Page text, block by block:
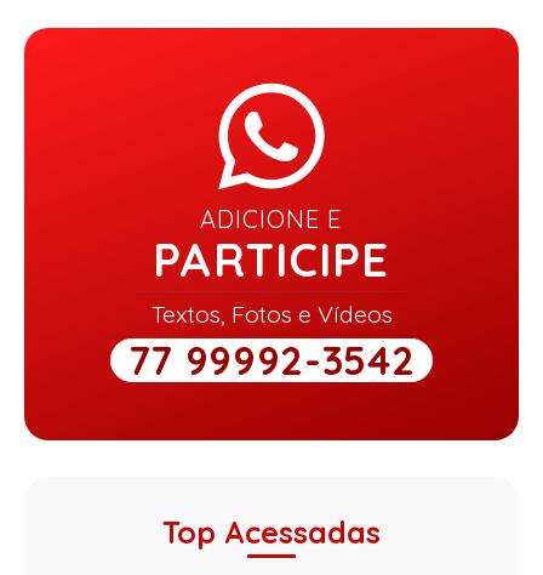
ADICIONE E
PARTICIPE
Textos, Fotos e Vídeos
77 99992-3542
Top Acessadas